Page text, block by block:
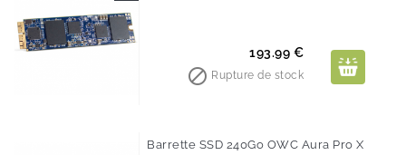
Prix
193.99 €
 Rupture de stock
Barrette SSD 240Go OWC Aura Pro X